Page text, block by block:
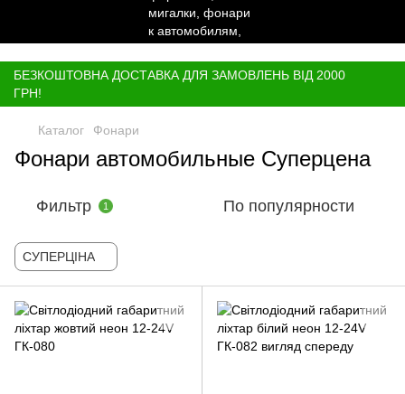
БЕЗКОШТОВНА ДОСТАВКА ДЛЯ ЗАМОВЛЕНЬ ВІД 2000
ГРН!
Каталог Фонари
Фонари автомобильные Суперцена
Фильтр 1 По популярности
СУПЕРЦІНА